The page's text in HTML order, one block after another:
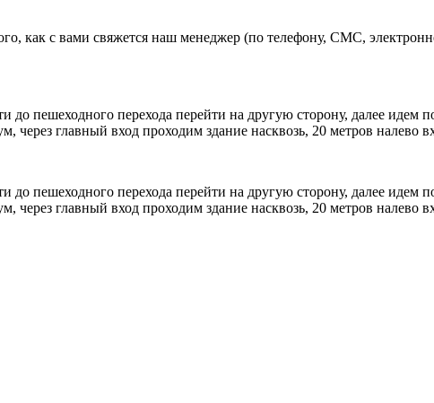
как с вами свяжется наш менеджер (по телефону, СМС,
пешеходного перехода перейти на другую сторону, далее идем
главный вход проходим здание насквозь, 20 метров налево
пешеходного перехода перейти на другую сторону, далее идем
главный вход проходим здание насквозь, 20 метров налево